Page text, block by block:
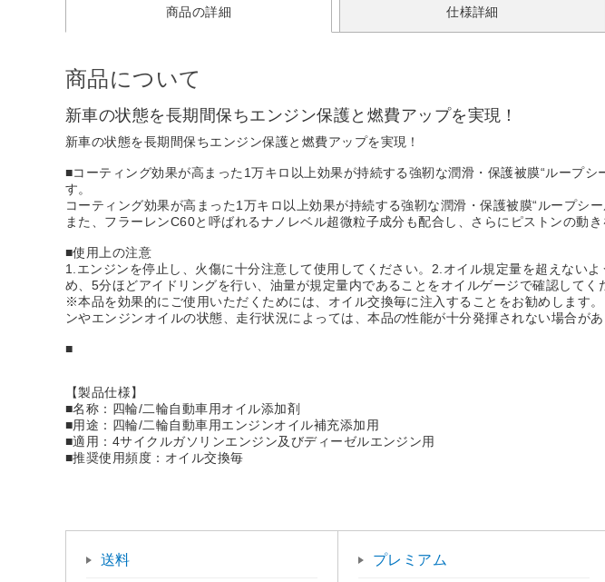
商品の詳細 仕様詳細
商品について
新車の状態を長期間保ちエンジン保護と燃費アップを実現！
新車の状態を長期間保ちエンジン保護と燃費アップを実現！
■コーティング効果が高まった1万キロ以上効果が持続する強靭な潤滑・保護被膜“ループ
す。
コーティング効果が高まった1万キロ以上効果が持続する強靭な潤滑・保護被膜“ループシ
また、フラーレンC60と呼ばれるナノレベル超微粒子成分も配合し、さらにピストンの動
■使用上の注意
1.エンジンを停止し、火傷に十分注意して使用してください。2.オイル規定量を超えない
め、5分ほどアイドリングを行い、油量が規定量内であることをオイルゲージで確認して
※本品を効果的にご使用いただくためには、オイル交換毎に注入することをお勧めしま
ンやエンジンオイルの状態、走行状況によっては、本品の性能が十分発揮されない場合が
■
【製品仕様】
■名称：四輪/二輪自動車用オイル添加剤
■用途：四輪/二輪自動車用エンジンオイル補充添加用
■適用：4サイクルガソリンエンジン及びディーゼルエンジン用
■推奨使用頻度：オイル交換毎
送料 プレミアム